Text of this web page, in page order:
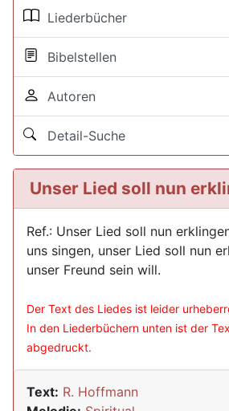
Liederbücher
Bibelstellen
Autoren
Detail-Suche
Unser Lied soll nun
Ref.: Unser Lied soll nun
uns singen, unser Lied soll nun
unser Freund sein will.
Der Text des Liedes ist leider
In den Liederbüchern unten ist der
abgedruckt.
Text: R. Hoffmann